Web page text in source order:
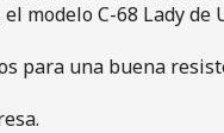
modelo C-68 Lady
para una buena